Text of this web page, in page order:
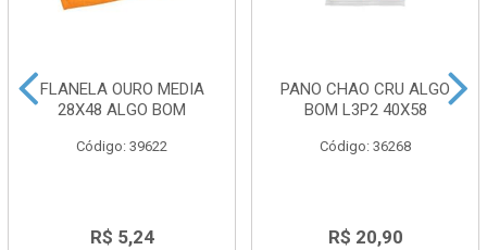
FLANELA OURO MEDIA
28X48 ALGO BOM
Código: 39622
R$ 5,24
PANO CHAO CRU ALGO
BOM L3P2 40X58
Código: 36268
R$ 20,90